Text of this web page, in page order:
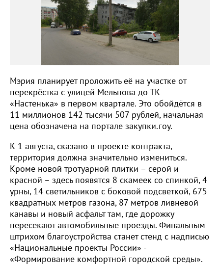
Мэрия планирует проложить её на участке от
перекрёстка с улицей Мельнова до ТК
«Настенька» в первом квартале. Это обойдётся в
11 миллионов 142 тысячи 507 рублей, начальная
цена обозначена на портале закупки.гоу.
К 1 августа, сказано в проекте контракта,
территория должна значительно измениться.
Кроме новой тротуарной плитки – серой и
красной – здесь появятся 8 скамеек со спинкой, 4
урны, 14 светильников с боковой подсветкой, 675
квадратных метров газона, 87 метров ливневой
канавы и новый асфальт там, где дорожку
пересекают автомобильные проезды. Финальным
штрихом благоустройства станет стенд с надписью
«Национальные проекты России» -
«Формирование комфортной городской среды».